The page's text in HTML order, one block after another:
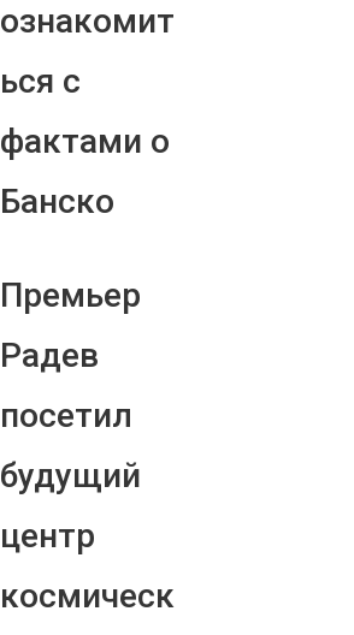
ознакомит
ься с
фактами о
Банско
Премьер
Радев
посетил
будущий
центр
космическ